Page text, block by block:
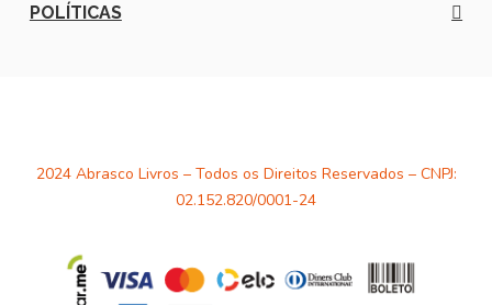
POLÍTICAS
2024 Abrasco Livros – Todos os Direitos Reservados – CNPJ:
02.152.820/0001-24